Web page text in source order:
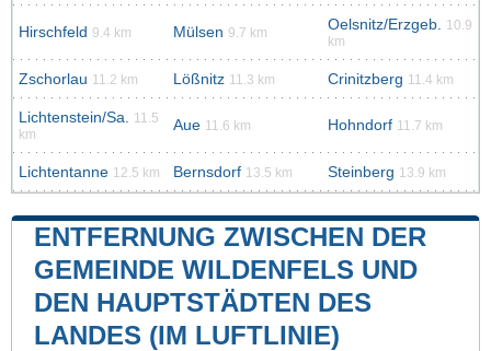
Hirschfeld 9.4 km Mülsen 9.7 km Oelsnitz/Erzgeb.
10.9
km
Zschorlau 11.2 km Lößnitz 11.3 km Crinitzberg 11.4 km
Lichtenstein/Sa.
11.5
km
Aue 11.6 km Hohndorf 11.7 km
Lichtentanne 12.5 km Bernsdorf 13.5 km Steinberg 13.9 km
ENTFERNUNG ZWISCHEN DER
GEMEINDE WILDENFELS UND
DEN HAUPTSTÄDTEN DES
LANDES (IM LUFTLINIE)